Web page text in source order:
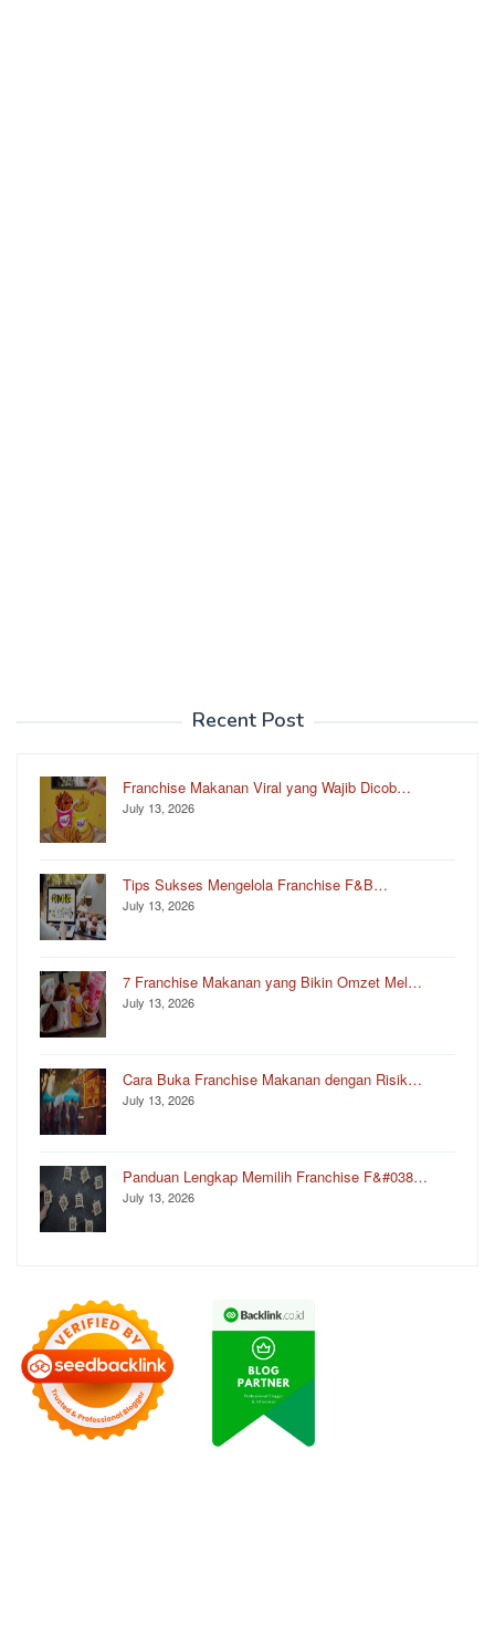
Recent Post
Franchise Makanan Viral yang Wajib Dicob…
July 13, 2026
Tips Sukses Mengelola Franchise F&B…
July 13, 2026
7 Franchise Makanan yang Bikin Omzet Mel…
July 13, 2026
Cara Buka Franchise Makanan dengan Risik…
July 13, 2026
Panduan Lengkap Memilih Franchise F&#038…
July 13, 2026